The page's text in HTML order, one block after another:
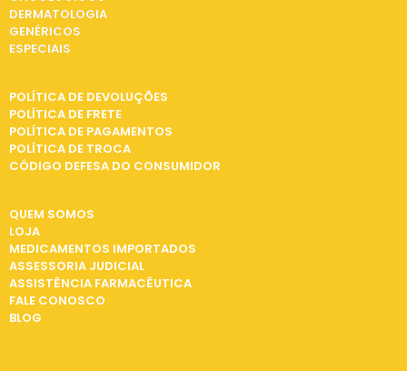
DERMATOLOGIA
GENÉRICOS
ESPECIAIS
POLÍTICA DE DEVOLUÇÕES
POLÍTICA DE FRETE
POLÍTICA DE PAGAMENTOS
POLÍTICA DE TROCA
CÓDIGO DEFESA DO CONSUMIDOR
QUEM SOMOS
LOJA
MEDICAMENTOS IMPORTADOS
ASSESSORIA JUDICIAL
ASSISTÊNCIA FARMACÊUTICA
FALE CONOSCO
BLOG